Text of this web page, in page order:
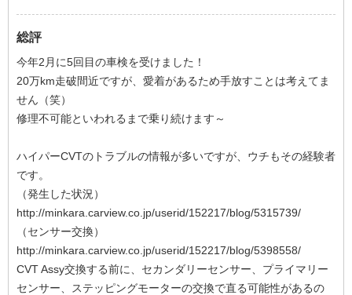
総評
今年2月に5回目の車検を受けました！
20万km走破間近ですが、愛着があるため手放すことは考えてま
せん（笑）
修理不可能といわれるまで乗り続けます～
ハイパーCVTのトラブルの情報が多いですが、ウチもその経験者
です。
（発生した状況）
http://minkara.carview.co.jp/userid/152217/blog/5315739/
（センサー交換）
http://minkara.carview.co.jp/userid/152217/blog/5398558/
CVT Assy交換する前に、セカンダリーセンサー、プライマリー
センサー、ステッピングモーターの交換で直る可能性があるの